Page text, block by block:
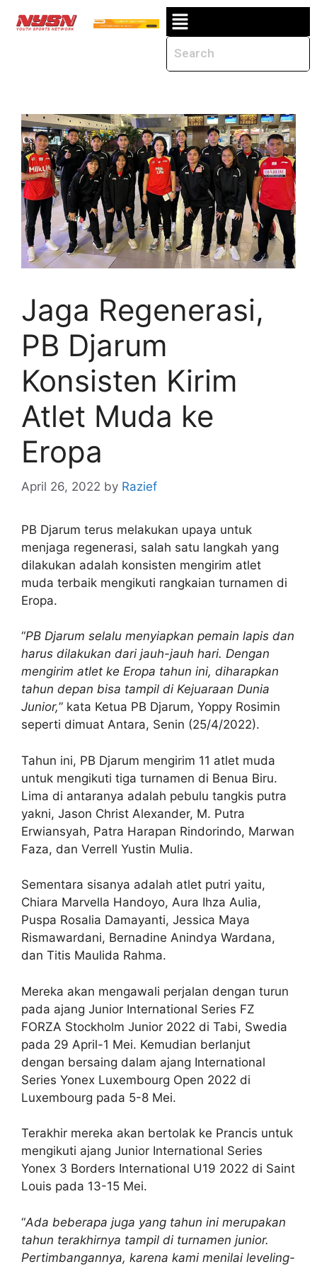
Jaga Regenerasi,
PB Djarum
Konsisten Kirim
Atlet Muda ke
Eropa
April 26, 2022 by Razief
PB Djarum terus melakukan upaya untuk
menjaga regenerasi, salah satu langkah yang
dilakukan adalah konsisten mengirim atlet
muda terbaik mengikuti rangkaian turnamen di
Eropa.
“PB Djarum selalu menyiapkan pemain lapis dan
harus dilakukan dari jauh-jauh hari. Dengan
mengirim atlet ke Eropa tahun ini, diharapkan
tahun depan bisa tampil di Kejuaraan Dunia
Junior,” kata Ketua PB Djarum, Yoppy Rosimin
seperti dimuat Antara, Senin (25/4/2022).
Tahun ini, PB Djarum mengirim 11 atlet muda
untuk mengikuti tiga turnamen di Benua Biru.
Lima di antaranya adalah pebulu tangkis putra
yakni, Jason Christ Alexander, M. Putra
Erwiansyah, Patra Harapan Rindorindo, Marwan
Faza, dan Verrell Yustin Mulia.
Sementara sisanya adalah atlet putri yaitu,
Chiara Marvella Handoyo, Aura Ihza Aulia,
Puspa Rosalia Damayanti, Jessica Maya
Rismawardani, Bernadine Anindya Wardana,
dan Titis Maulida Rahma.
Mereka akan mengawali perjalan dengan turun
pada ajang Junior International Series FZ
FORZA Stockholm Junior 2022 di Tabi, Swedia
pada 29 April-1 Mei. Kemudian berlanjut
dengan bersaing dalam ajang International
Series Yonex Luxembourg Open 2022 di
Luxembourg pada 5-8 Mei.
Terakhir mereka akan bertolak ke Prancis untuk
mengikuti ajang Junior International Series
Yonex 3 Borders International U19 2022 di Saint
Louis pada 13-15 Mei.
“Ada beberapa juga yang tahun ini merupakan
tahun terakhirnya tampil di turnamen junior.
Pertimbangannya, karena kami menilai leveling-